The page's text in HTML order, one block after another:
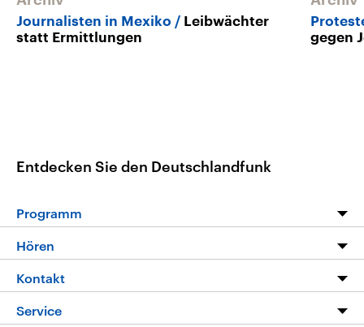
Journalisten in Mexiko
Leibwächter
statt Ermittlungen
gegen
Entdecken Sie den Deutschlandfunk
Programm
Programm
Die Nachrichten
Nachrichtenleicht
Hören
Livestream
Kontakt
Hörerservice
Service